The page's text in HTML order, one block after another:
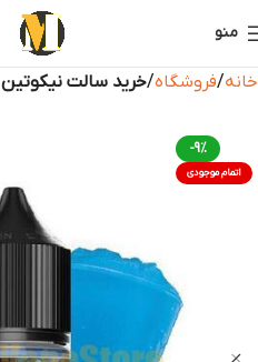
منو
خانه فروشگاه خرید سالت نیکوتین
-9%
اتمام موجودی